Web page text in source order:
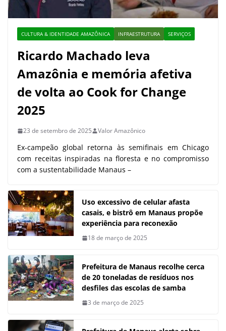
CULTURA & IDENTIDADE AMAZÔNICA INFRAESTRUTURA SERVIÇOS
Ricardo Machado leva
Amazônia e memória afetiva
de volta ao Cook for Change
2025
23 de setembro de 2025 Valor Amazônico
Ex-campeão global retorna às semifinais em Chicago
com receitas inspiradas na floresta e no compromisso
com a sustentabilidade Manaus –
Uso excessivo de celular afasta
casais, e bistrô em Manaus propõe
experiência para reconexão
18 de março de 2025
Prefeitura de Manaus recolhe cerca
de 20 toneladas de resíduos nos
desfiles das escolas de samba
3 de março de 2025